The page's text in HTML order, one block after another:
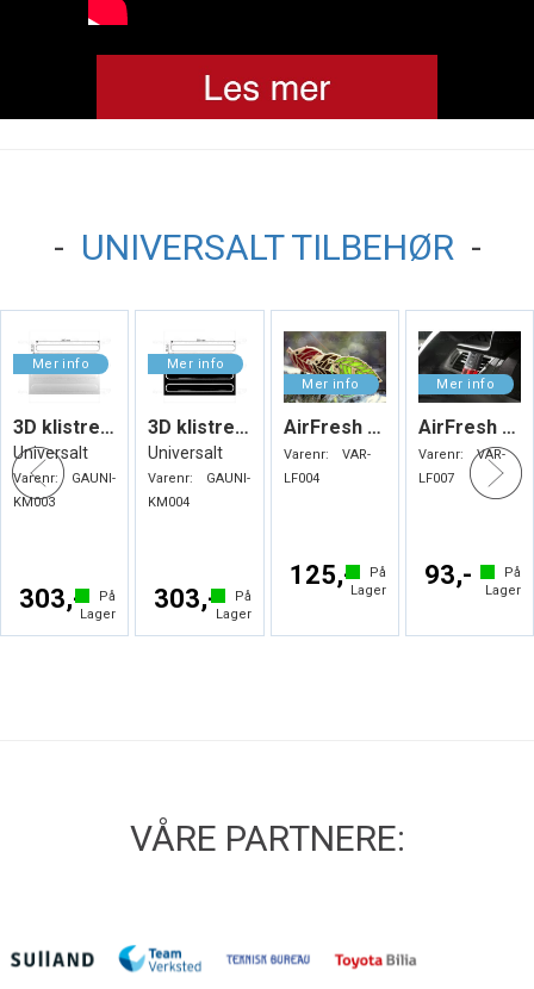
- UNIVERSALT TILBEHØR -
3D klistremerker. Kantbeskyttere
Universalt
Varenr:
GAUNI-
KM003
303,-
På
Lager
3D klistremerker. Kantbeskyttere
Universalt
Varenr:
GAUNI-
KM004
303,-
På
Lager
AirFresh Bamboo
Varenr:
VAR-
LF004
125,-
På
Lager
AirFresh Blister
Varenr:
VAR-
LF007
93,-
På
Lager
VÅRE PARTNERE: